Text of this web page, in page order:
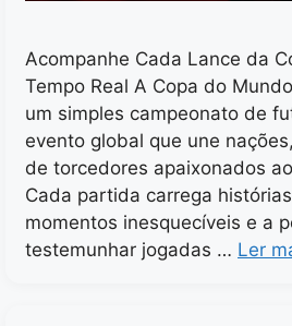
Acompanhe Cada Lance da
Tempo Real A Copa do
um simples campeonato de
evento global que une
de torcedores apaixonados
Cada partida carrega
momentos inesquecíveis e a
testemunhar jogadas … Ler